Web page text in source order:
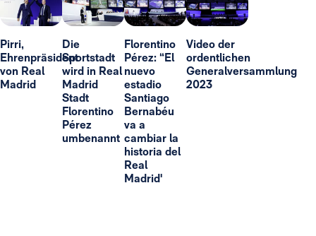
Pirri,
Ehrenpräsident
von Real
Madrid
Die
Sportstadt
wird in Real
Madrid
Stadt
Florentino
Pérez
umbenannt
Florentino
Pérez: “El
nuevo
estadio
Santiago
Bernabéu
va a
cambiar la
historia del
Real
Madrid'
Video der
ordentlichen
Generalversammlung
2023